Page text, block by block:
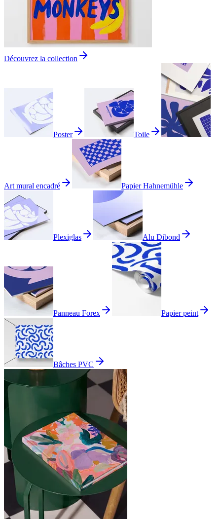
Découvrez la collection
Poster Toile
Art mural encadré Papier Hahnemühle
Plexiglas Alu Dibond
Panneau Forex Papier peint
Bâches PVC